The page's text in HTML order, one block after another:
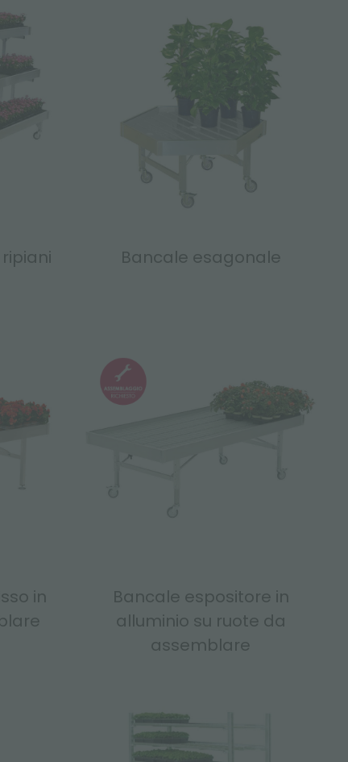
Bancale esagonale
in
Bancale espositore in
alluminio su ruote da
assemblare